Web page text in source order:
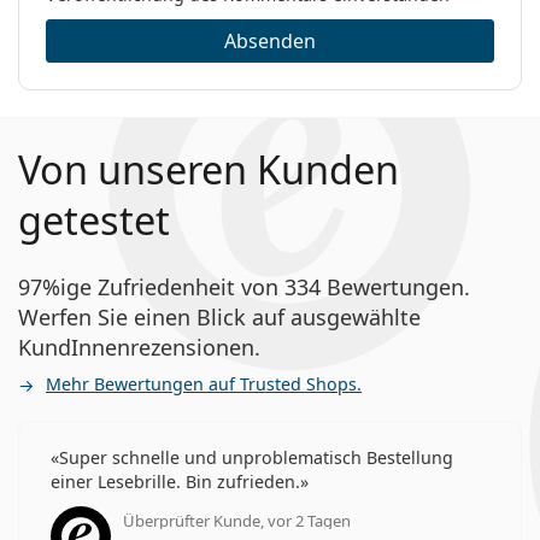
Absenden
Von unseren Kunden
getestet
97%ige Zufriedenheit von 334 Bewertungen.
Werfen Sie einen Blick auf ausgewählte
KundInnenrezensionen.
Mehr Bewertungen auf Trusted Shops.
Super schnelle und unproblematisch Bestellung
einer Lesebrille. Bin zufrieden.
Überprüfter Kunde, vor 2 Tagen